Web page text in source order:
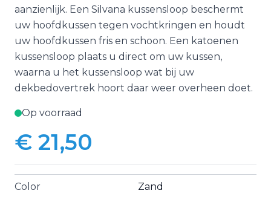
aanzienlijk. Een Silvana kussensloop beschermt
uw hoofdkussen tegen vochtkringen en houdt
uw hoofdkussen fris en schoon. Een katoenen
kussensloop plaats u direct om uw kussen,
waarna u het kussensloop wat bij uw
dekbedovertrek hoort daar weer overheen doet.
Op voorraad
€ 21,50
Color Zand